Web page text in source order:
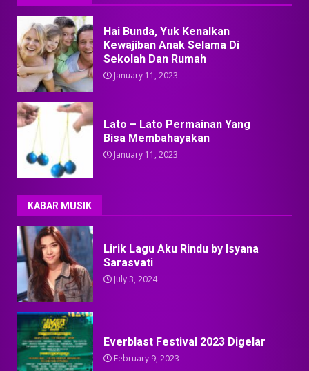
Hai Bunda, Yuk Kenalkan
Kewajiban Anak Selama Di
Sekolah Dan Rumah
January 11, 2023
Lato – Lato Permainan Yang
Bisa Membahayakan
January 11, 2023
KABAR MUSIK
Lirik Lagu Aku Rindu by Isyana
Sarasvati
July 3, 2024
Everblast Festival 2023 Digelar
February 9, 2023